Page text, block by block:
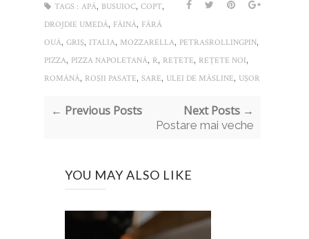
TAGS : APĂ, BUSUIOC, COPT,
DROJDIE UMEDĂ, FĂINĂ, FĂRĂ
OUĂ, GRIŞ, ITALIA, MOZZARELLA, PETRASROLLINGPIN,
PIZZA, PIZZA NAPOLETANĂ, R, REŢETE, REȚETE NOI,
ROMÂNĂ, ROŞII PASATE, SARE, ULEI DE MĂSLINE, UŞOR
← Previous Posts Next Posts →
Postare mai veche
YOU MAY ALSO LIKE